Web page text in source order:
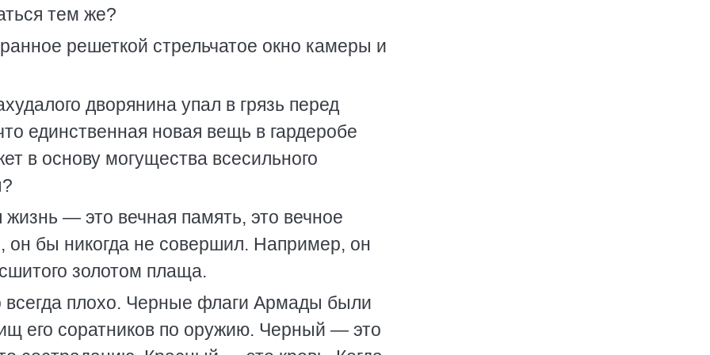
тем же?
решеткой стрельчатое окно камеры и
дворянина упал в грязь перед
единственная новая вещь в гардеробе
в основу могущества всесильного
— это вечная память, это вечное
он бы никогда не совершил. Например, он
золотом плаща.
плохо. Черные флаги Армады были
его соратников по оружию. Черный — это